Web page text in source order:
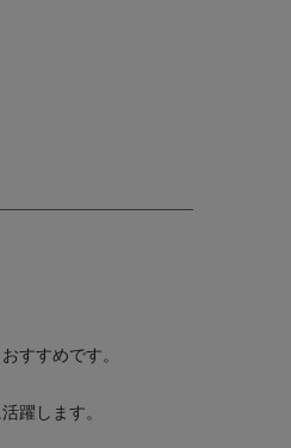
すすめです。
躍します。